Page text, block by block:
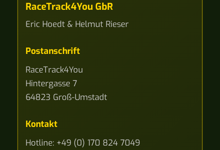
RaceTrack4You GbR
Eric Hoedt & Helmut Rieser
Postanschrift
RaceTrack4You
Hintergasse 7
64823 Groß-Umstadt
Kontakt
Hotline: +49 (0) 170 824 7049